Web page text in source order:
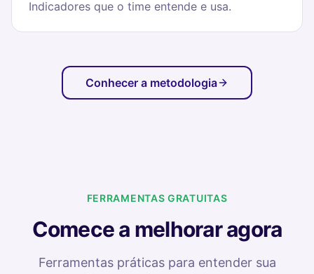
Indicadores que o time entende e usa.
Conhecer a metodologia
FERRAMENTAS GRATUITAS
Comece a melhorar agora
Ferramentas práticas para entender sua